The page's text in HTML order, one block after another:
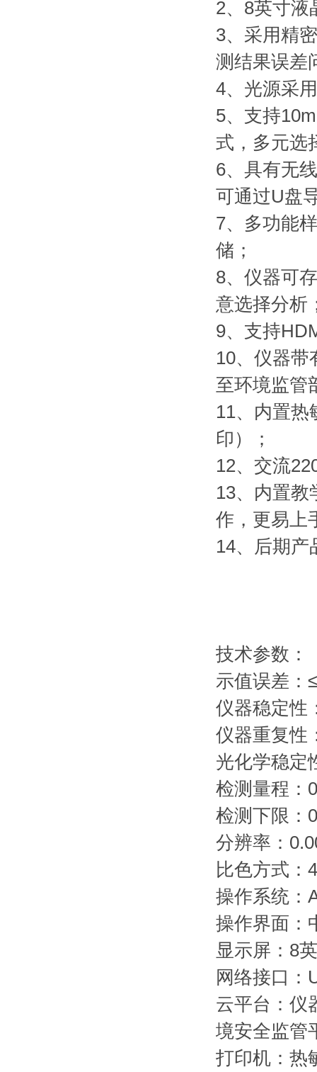
2、8英寸
3、采用精
测结果误差
4、光源采
5、支持
式，多元
6、具有无
可通过U盘
7、多功能
储；
8、仪器可
意选择分
9、支持
10、仪器带
至环境监
11、内置热
印）；
12、交流
13、内置教
作，更易上
14、后期
技术参数：
示值误差：
仪器稳定性
仪器重复性
光化学稳定
检测量程：
检测下限：
分辨率：
比色方式：
操作系统：
操作界面：
显示屏：8
网络接口：
云平台：仪
境安全监管
打印机：热